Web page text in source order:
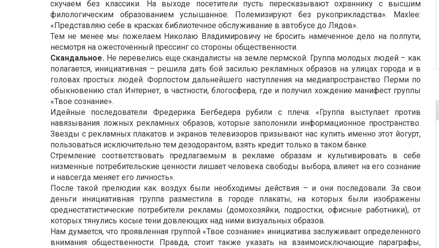
скучаем без классики. На выходе посетители пусть пересказывают охраннику с высшим
филологическим образованием услышанное. Полемизируют без рукоприкладства». Maxlee:
«Представляю себе в красках библиотечное обслуживание в автобусе до Лядов».
Тем не менее мы пожелаем Николаю Владимировичу не бросить намеченное дело на полпути,
несмотря на ожесточенный прессинг со стороны общественности.
Скандальное. Не перевелись еще скандалисты на земле пермской. Группа молодых людей – как
полагается, инициативная – решила дать бой засилью рекламных образов на улицах города и в
головах простых людей. Форпостом дальнейшего наступления на медиапространство Перми по
обыкновению стал Интернет, в частности, блогосфера, где и получил хождение манифест группы
«Твое сознание».
Идейные последователи Фредерика Бегбедера рубили с плеча: «Группа выступает против
навязывания ложных рекламных образов, которые заполонили информационное пространство.
Звезды с рекламных плакатов и экранов телевизоров призывают нас купить именно этот йогурт,
пользоваться исключительно тем дезодорантом, взять кредит только в таком банке.
Стремление соответствовать предлагаемым в рекламе образам и культивировать в себе
низменные потребительские ценности лишает человека свободы выбора, влияет на его сознание
и навсегда меняет его личность».
После такой прелюдии как воздух были необходимы действия – и они последовали. За свои
деньги инициативная группа разместила в городе плакаты, на которых были изображены
среднестатистические потребители рекламы (домохозяйки, подростки, офисные работники), от
которых тянулись косые тени довлеющих над ними визуальных образов.
Нам думается, что проявленная группой «Твое сознание» инициатива заслуживает определенного
внимания общественности. Правда, стоит также указать на взаимоисключающие параграфы,